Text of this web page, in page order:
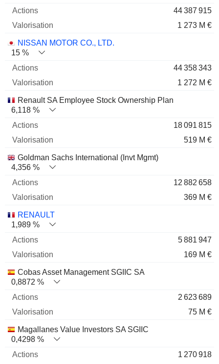
44 387 915
1 273 M €
NISSAN MOTOR CO., LTD.
15 %
44 358 343
1 272 M €
Renault SA Employee Stock Ownership Plan
6,118 %
18 091 815
519 M €
Goldman Sachs International (Invt Mgmt)
4,356 %
12 882 658
369 M €
RENAULT
1,989 %
5 881 947
169 M €
Cobas Asset Management SGIIC SA
0,8872 %
2 623 689
75 M €
Magallanes Value Investors SA SGIIC
0,4298 %
1 270 918